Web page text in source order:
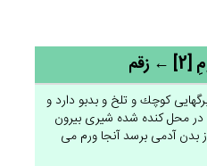
كوچك و تلخ و بدبو دارد و
در محل كنده شده شيرى بيرون
بدن آدمى برسد آنجا ورم مى‏